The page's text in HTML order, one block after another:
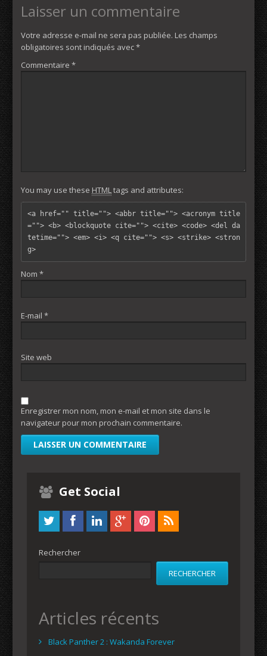
Laisser un commentaire
Votre adresse e-mail ne sera pas publiée. Les champs
obligatoires sont indiqués avec*
Commentaire *
You may use these HTMLtags and attributes:
<a href="" title=""> <abbr title=""> <acronym title
=""> <b> <blockquote cite=""> <cite> <code> <del da
tetime=""> <em> <i> <q cite=""> <s> <strike> <stron
g>
Nom *
E-mail *
Site web
Enregistrer mon nom, mon e-mail et mon site dans le
navigateur pour mon prochain commentaire.
Get Social
Rechercher
RECHERCHER
Articles récents
Black Panther 2 : Wakanda Forever